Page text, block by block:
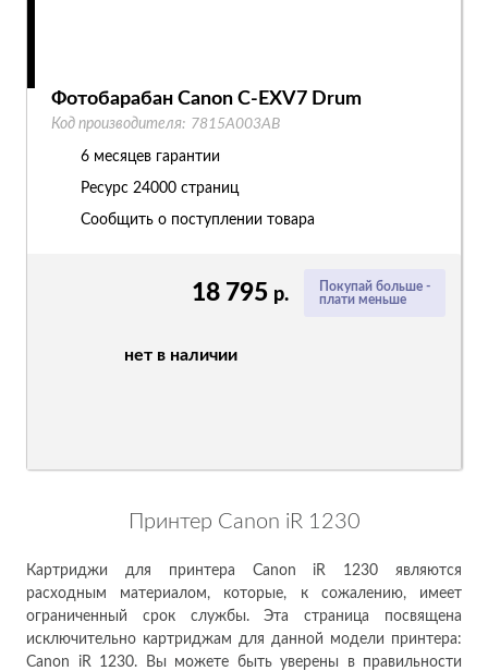
Покупай больше -
плати меньше
18 795 р.
нет в наличии
Фотобарабан Canon C-EXV7 Drum
Код производителя: 7815A003AB
6 месяцев гарантии
Ресурс 24000 страниц
Сообщить о поступлении товара
Принтер Canon iR 1230
Картриджи для принтера Canon iR 1230 являются
расходным материалом, которые, к сожалению, имеет
ограниченный срок службы. Эта страница посвящена
исключительно картриджам для данной модели принтера:
Canon iR 1230. Вы можете быть уверены в правильности